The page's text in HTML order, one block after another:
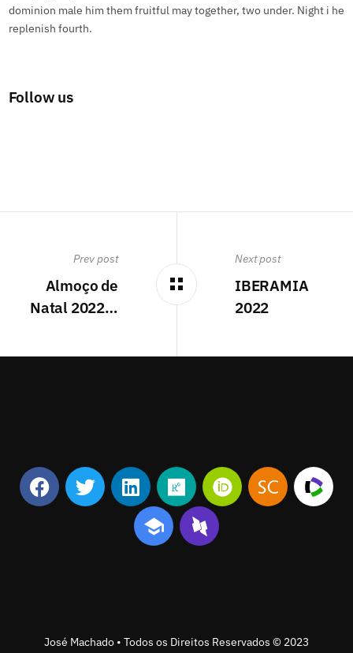
dominion male him them fruitful may together, two under. Night i he
replenish fourth.
Follow us
Prev post
Almoço de
Natal 2022…
Next post
IBERAMIA
2022
José Machado • Todos os Direitos Reservados © 2023